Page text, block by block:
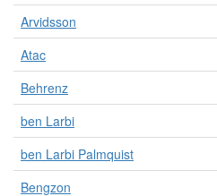
l
o
i
a
Arvidsson
Atac
Behrenz
ben Larbi
ben Larbi Palmquist
Bengzon